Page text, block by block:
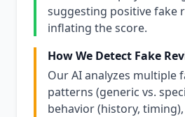
suggesting positive fake
inflating the score.
How We Detect Fake
Our AI analyzes multiple
patterns (generic vs.
behavior (history,